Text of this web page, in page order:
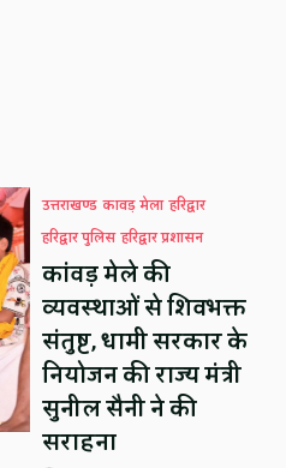
उत्तराखण्ड कावड़ मेला हरिद्वार
हरिद्वार पुलिस हरिद्वार प्रशासन
कांवड़ मेले की
व्यवस्थाओं से शिवभक्त
संतुष्ट, धामी सरकार के
नियोजन की राज्य मंत्री
सुनील सैनी ने की
सराहना